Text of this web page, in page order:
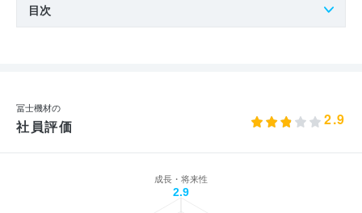
目次
冨士機材の
社員評価 2.9
成長・将来性
2.9